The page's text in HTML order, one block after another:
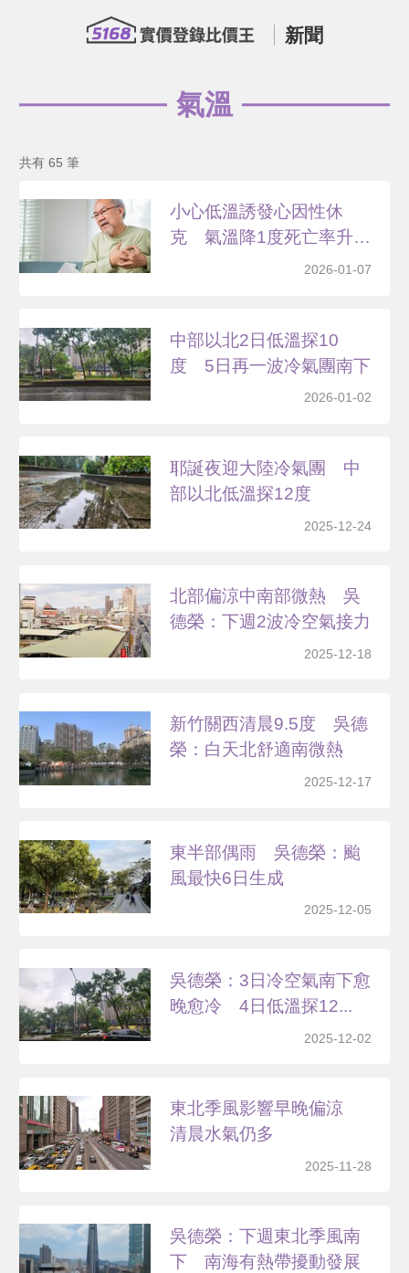
新聞
氣溫
共有 65 筆
小心低溫誘發心因性休
克 氣溫降1度死亡率升
2026-01-07
中部以北2日低溫探10
度 5日再一波冷氣團南下
2026-01-02
耶誕夜迎大陸冷氣團 中
部以北低溫探12度
2025-12-24
北部偏涼中南部微熱 吳
德榮：下週2波冷空氣接力
2025-12-18
新竹關西清晨9.5度 吳德
榮：白天北舒適南微熱
2025-12-17
東半部偶雨 吳德榮：颱
風最快6日生成
2025-12-05
吳德榮：3日冷空氣南下愈
晚愈冷 4日低溫探12...
2025-12-02
東北季風影響早晚偏涼
清晨水氣仍多
2025-11-28
吳德榮：下週東北季風南
下 南海有熱帶擾動發展